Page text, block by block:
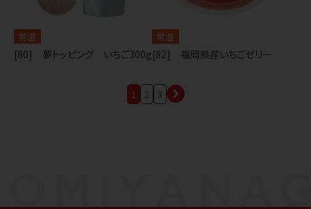
常温
[80] 夢トッピング いちご300g
常温
[82] 福岡県産いちごゼリー
1 2 3